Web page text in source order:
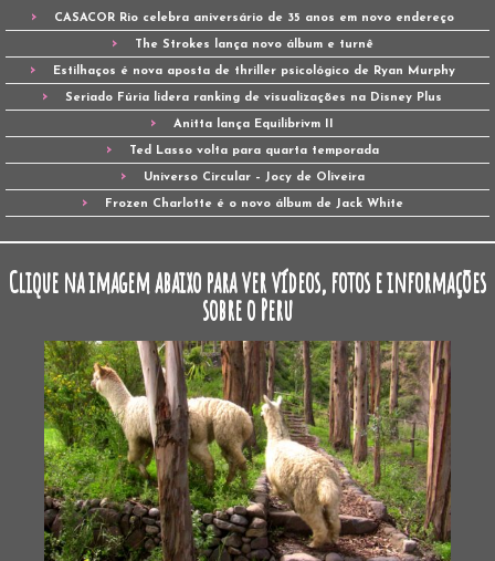
CASACOR Rio celebra aniversário de 35 anos em novo endereço
The Strokes lança novo álbum e turnê
Estilhaços é nova aposta de thriller psicológico de Ryan Murphy
Seriado Fúria lidera ranking de visualizações na Disney Plus
Anitta lança Equilibrivm II
Ted Lasso volta para quarta temporada
Universo Circular – Jocy de Oliveira
Frozen Charlotte é o novo álbum de Jack White
Clique na imagem abaixo para ver vídeos, fotos e informações
sobre o Peru